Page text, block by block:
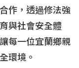
作，透過修法強
與社會安全體
每一位宜蘭鄉親
環境。